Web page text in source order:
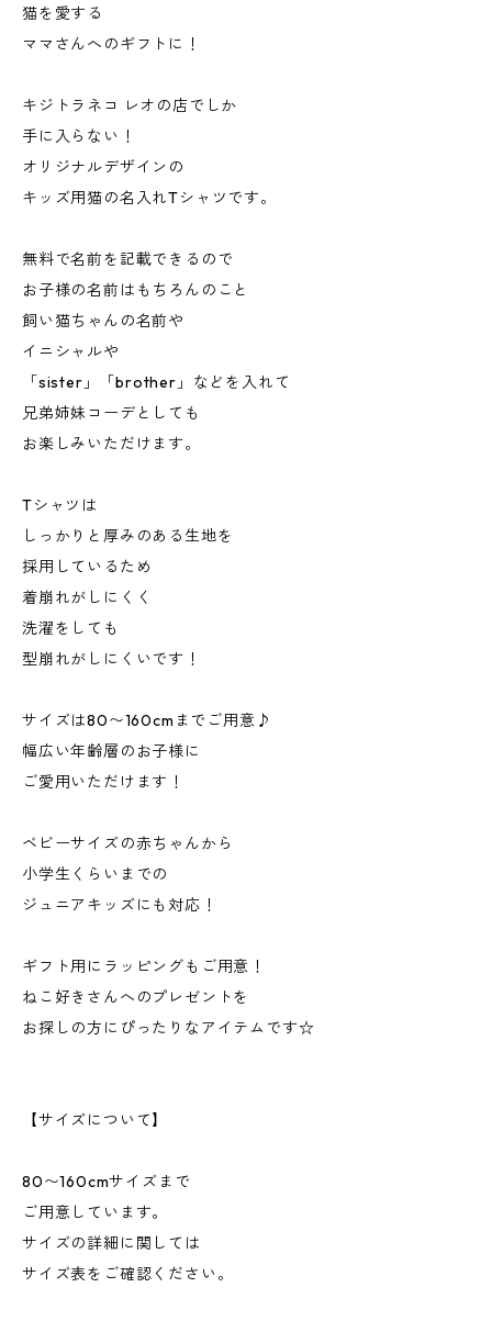
猫を愛する
ママさんへのギフトに！
キジトラネコ レオの店でしか
手に入らない！
オリジナルデザインの
キッズ用猫の名入れTシャツです。
無料で名前を記載できるので
お子様の名前はもちろんのこと
飼い猫ちゃんの名前や
イニシャルや
「sister」「brother」などを入れて
兄弟姉妹コーデとしても
お楽しみいただけます。
Tシャツは
しっかりと厚みのある生地を
採用しているため
着崩れがしにくく
洗濯をしても
型崩れがしにくいです！
サイズは80〜160cmまでご用意♪
幅広い年齢層のお子様に
ご愛用いただけます！
ベビーサイズの赤ちゃんから
小学生くらいまでの
ジュニアキッズにも対応！
ギフト用にラッピングもご用意！
ねこ好きさんへのプレゼントを
お探しの方にぴったりなアイテムです☆
【サイズについて】
80〜160cmサイズまで
ご用意しています。
サイズの詳細に関しては
サイズ表をご確認ください。